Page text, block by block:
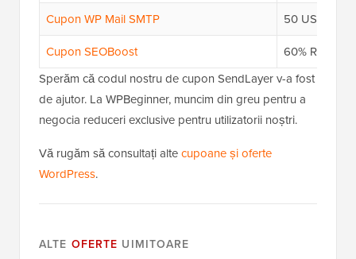
Cupon WP Mail SMTP
50 USD
Cupon SEOBoost
60%
Sperăm că codul nostru de cupon SendLayer v-a fost
de ajutor. La WPBeginner, muncim din greu pentru a
negocia reduceri exclusive pentru utilizatorii noștri.
Vă rugăm să consultați altecupoane și oferte
WordPress.
ALTE OFERTE UIMITOARE